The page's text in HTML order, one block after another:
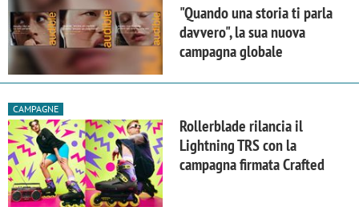
"Quando una storia ti parla
davvero", la sua nuova
campagna globale
CAMPAGNE
Rollerblade rilancia il
Lightning TRS con la
campagna firmata Crafted